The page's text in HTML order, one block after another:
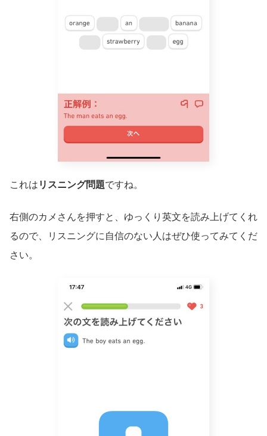
これは リスニング問題ですね。
右側のカメさんを押すと、ゆっくり英文を読み上げてくれ
るので、リスニングに自信のない人はぜひ使ってみてくだ
さい。